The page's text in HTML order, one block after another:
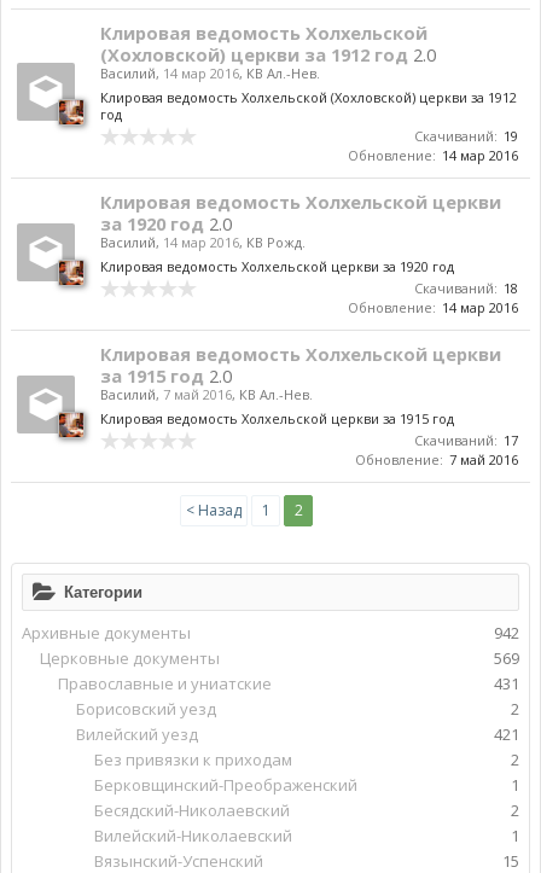
Категории
Архивные документы
942
Церковные документы
569
Православные и униатские
431
Борисовский уезд
2
Вилейский уезд
421
Без привязки к приходам
2
Берковщинский-Преображенский
1
Бесядский-Николаевский
2
Вилейский-Николаевский
1
Вязынский-Успенский
15
Клировая ведомость Холхельской
(Хохловской) церкви за 1912 год 2.0
Василий, 14 мар 2016, КВ Ал.-Нев.
Клировая ведомость Холхельской (Хохловской) церкви за 1912
год
Скачиваний: 19
Обновление: 14 мар 2016
Клировая ведомость Холхельской церкви
за 1920 год 2.0
Василий, 14 мар 2016, КВ Рожд.
Клировая ведомость Холхельской церкви за 1920 год
Скачиваний: 18
Обновление: 14 мар 2016
Клировая ведомость Холхельской церкви
за 1915 год 2.0
Василий, 7 май 2016, КВ Ал.-Нев.
Клировая ведомость Холхельской церкви за 1915 год
Скачиваний: 17
Обновление: 7 май 2016
< Назад 1 2